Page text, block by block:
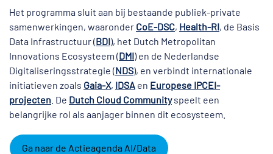
Het programma sluit aan bij bestaande publiek-private
samenwerkingen, waaronder CoE-DSC, Health-RI, de Basis
Data Infrastructuur (BDI), het Dutch Metropolitan
Innovations Ecosysteem (DMI) en de Nederlandse
Digitaliseringsstrategie (NDS), en verbindt internationale
initiatieven zoals Gaia-X, IDSA en Europese IPCEI-
projecten . De Dutch Cloud Communityspeelt een
belangrijke rol als aanjager binnen dit ecosysteem.
Ga naar de Actieagenda AI/Data